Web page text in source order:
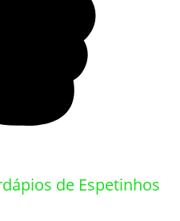
de Espetinhos